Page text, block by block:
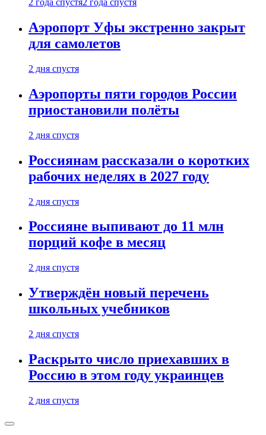
2 года спустя2 года спустя
Аэропорт Уфы экстренно закрыт
для самолетов
2 дня спустя
Аэропорты пяти городов России
приостановили полёты
2 дня спустя
Россиянам рассказали о коротких
рабочих неделях в 2027 году
2 дня спустя
Россияне выпивают до 11 млн
порций кофе в месяц
2 дня спустя
Утверждён новый перечень
школьных учебников
2 дня спустя
Раскрыто число приехавших в
Россию в этом году украинцев
2 дня спустя